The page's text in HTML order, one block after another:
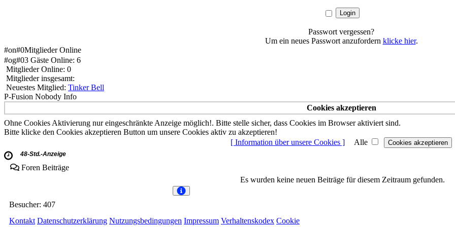
Passwort vergessen?
Um ein neues Passwort anzufordern klicke hier.
#on#0Mitglieder Online
#og#03 Gäste Online: 6
Mitglieder Online: 0
Mitglieder insgesamt:
Neuestes Mitglied: Tinker Bell
P-Fusion Nobody Info
Cookies akzeptieren
Ohne Cookies Aktivierung nur eingeschränkte Anzeige möglich!. Bitte stelle sicher, dass Cookies im Browser aktiviert sind.
Bitte klicke den Cookies akzeptieren Button um unsere Cookies aktiv zu akzeptieren!
[ Information über unsere Cookies ]
Alle
48-Std.-Anzeige
Foren Beiträge
Es wurden keine neuen Beiträge für diesem Zeitraum gefunden.
Besucher: 407
Kontakt Datenschutzerklärung Nutzungsbedingungen Impressum Verhaltenskodex Cookie